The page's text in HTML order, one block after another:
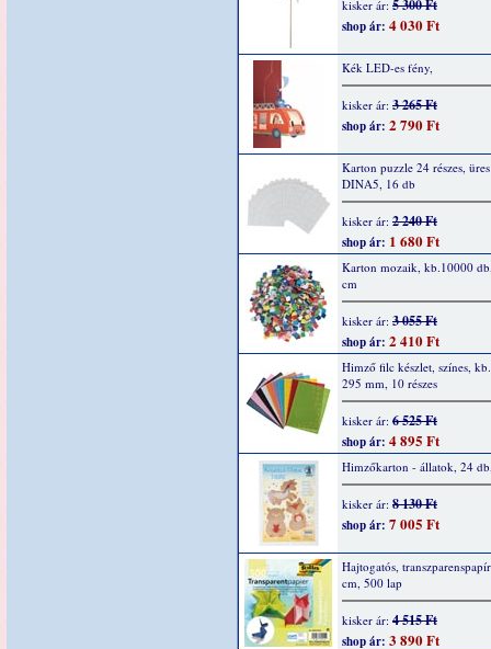
kisker ár: 5 300 Ft
shop ár: 4 030 Ft
Kék LED-es fény,
kisker ár: 3 265 Ft
shop ár: 2 790 Ft
Karton puzzle 24 részes,
DINA5, 16 db
kisker ár: 2 240 Ft
shop ár: 1 680 Ft
Karton mozaik, kb.10000
cm
kisker ár: 3 055 Ft
shop ár: 2 410 Ft
Himző filc készlet, színes,
295 mm, 10 részes
kisker ár: 6 525 Ft
shop ár: 4 895 Ft
Himzőkarton - állatok, 24
kisker ár: 8 130 Ft
shop ár: 7 005 Ft
Hajtogatós,
cm, 500 lap
kisker ár: 4 515 Ft
shop ár: 3 890 Ft